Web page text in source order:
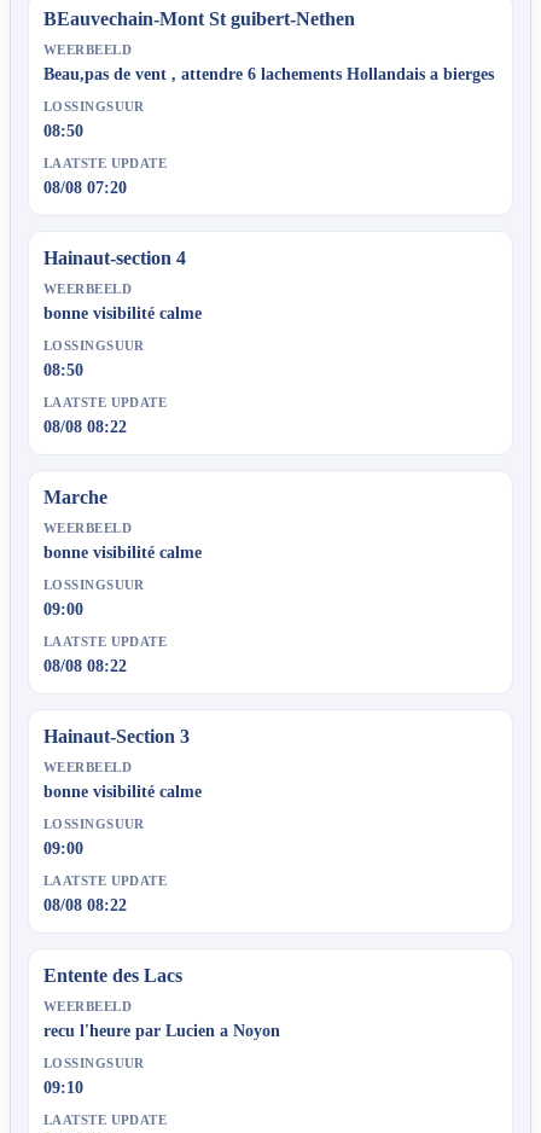
BEauvechain-Mont St guibert-Nethen
WEERBEELD
Beau,pas de vent , attendre 6 lachements Hollandais a bierges
LOSSINGSUUR
08:50
LAATSTE UPDATE
08/08 07:20
Hainaut-section 4
WEERBEELD
bonne visibilité calme
LOSSINGSUUR
08:50
LAATSTE UPDATE
08/08 08:22
Marche
WEERBEELD
bonne visibilité calme
LOSSINGSUUR
09:00
LAATSTE UPDATE
08/08 08:22
Hainaut-Section 3
WEERBEELD
bonne visibilité calme
LOSSINGSUUR
09:00
LAATSTE UPDATE
08/08 08:22
Entente des Lacs
WEERBEELD
recu l'heure par Lucien a Noyon
LOSSINGSUUR
09:10
LAATSTE UPDATE